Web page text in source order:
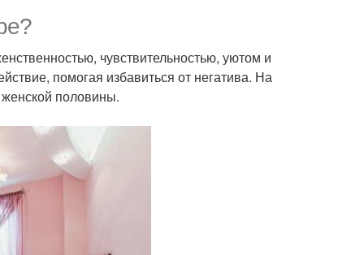
чувствительностью, уютом и
помогая избавиться от негатива. На
половины.